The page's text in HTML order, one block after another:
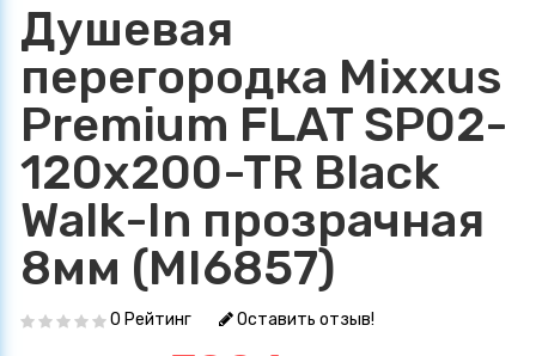
Душевая
перегородка Mixxus
Premium FLAT SP02-
120x200-TR Black
Walk-In прозрачная
8мм (MI6857)
0 Рейтинг Оставить отзыв!